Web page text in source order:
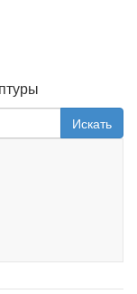
Искать